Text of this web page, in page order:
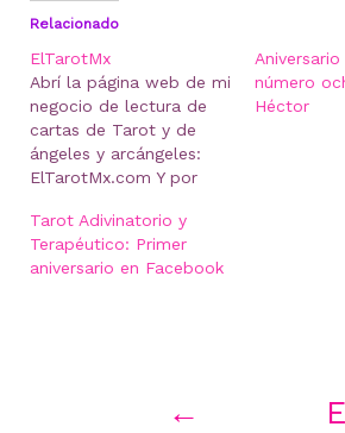
Relacionado
ElTarotMx
Abrí la página web de mi
negocio de lectura de
cartas de Tarot y de
ángeles y arcángeles:
ElTarotMx.com Y por
con mi oficio actual,
escribiré ahí. Aquí pues...
No sé. Aquí tal vez no
número
Héctor
Tarot Adivinatorio y
Terapéutico: Primer
aniversario en Facebook
←